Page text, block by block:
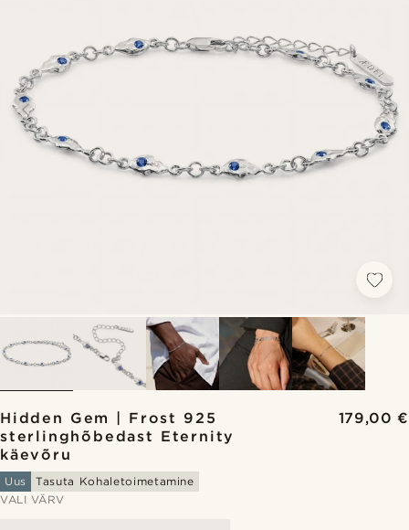
Hidden Gem | Frost 925
sterlinghõbedast Eternity
käevõru
179,00 €
Uus
Tasuta Kohaletoimetamine
VALI VÄRV